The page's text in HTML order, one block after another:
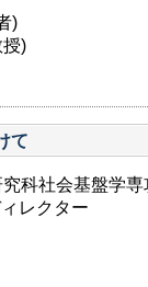
)
)
て
科社会基盤学専
レクター